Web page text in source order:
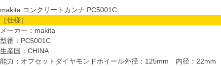
makita コンクリートカンナ PC5001C
［仕様］
メーカー：makita
型番：PC5001C
生産国：CHINA
能力：オフセットダイヤモンドホイール外径：125mm 内径：22mm